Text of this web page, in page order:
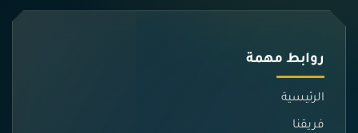
روابط مهمة
الرئيسية
فريقنا